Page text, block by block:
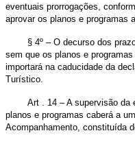
eventuais prorrogações,
aprovar os planos e programas
§ 4º – O decurso dos
sem que os planos e
importará na caducidade da
Turístico.
Art . 14 – A supervisão da
planos e programas caberá a
Acompanhamento, constituída